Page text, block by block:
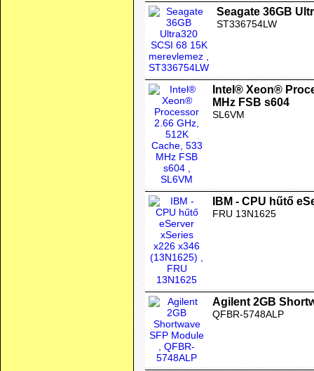
Seagate 36GB
ST336754LW
Intel® Xeon®
MHz FSB s604
SL6VM
IBM - CPU hűtő
FRU 13N1625
Agilent 2GB
QFBR-5748ALP